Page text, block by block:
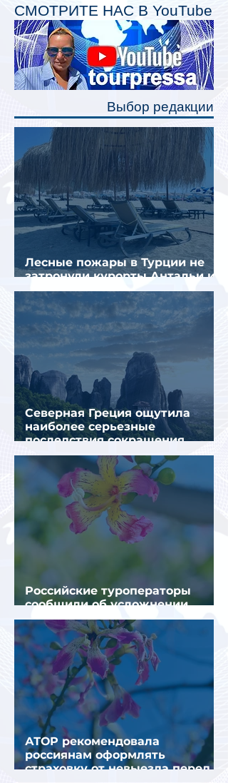
планируется начать в 2027 году.
Одним из главных нововведений
станут индивидуальные шторки у
каждого спального места. Они
позволят пассажирам закрыть свою
полку во время сна или отдыха,
СМОТРИТЕ НАС В YouTube
Выбор редакции
Лесные пожары в Турции не
затронули курорты Антальи и
Муглы
Северная Греция ощутила
наиболее серьезные
последствия сокращения
турпотока из России
Российские туроператоры
сообщили об усложнении
получения виз в Грецию
АТОР рекомендовала
россиянам оформлять
страховку от невыезда перед